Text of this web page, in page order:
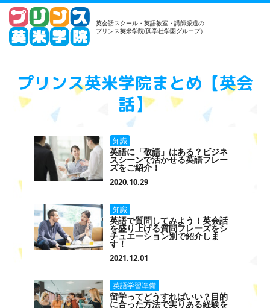
英会話スクール・英語教室・講師派遣の
プリンス英米学院(興学社学園グループ）
プリンス英米学院まとめ【英会
話】
知識
英語に「敬語」はある？ビジネ
スシーンで活かせる英語フレー
ズをご紹介！
2020.10.29
知識
英語で質問してみよう！英会話
を盛り上げる質問フレーズをシ
チュエーション別で紹介しま
す！
2021.12.01
英語学習準備
留学ってどうすればいい？目的
に合った方法で実りある経験を